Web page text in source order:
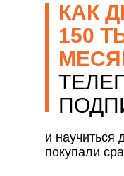
и научиться
покупали
КАК
150